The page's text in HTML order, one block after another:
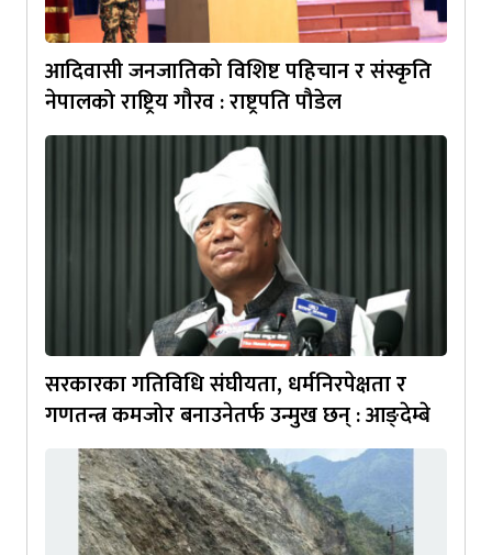
आदिवासी जनजातिको विशिष्ट पहिचान र संस्कृति
नेपालको राष्ट्रिय गौरव : राष्ट्रपति पौडेल
सरकारका गतिविधि संघीयता, धर्मनिरपेक्षता र
गणतन्त्र कमजोर बनाउनेतर्फ उन्मुख छन् : आङ्देम्बे